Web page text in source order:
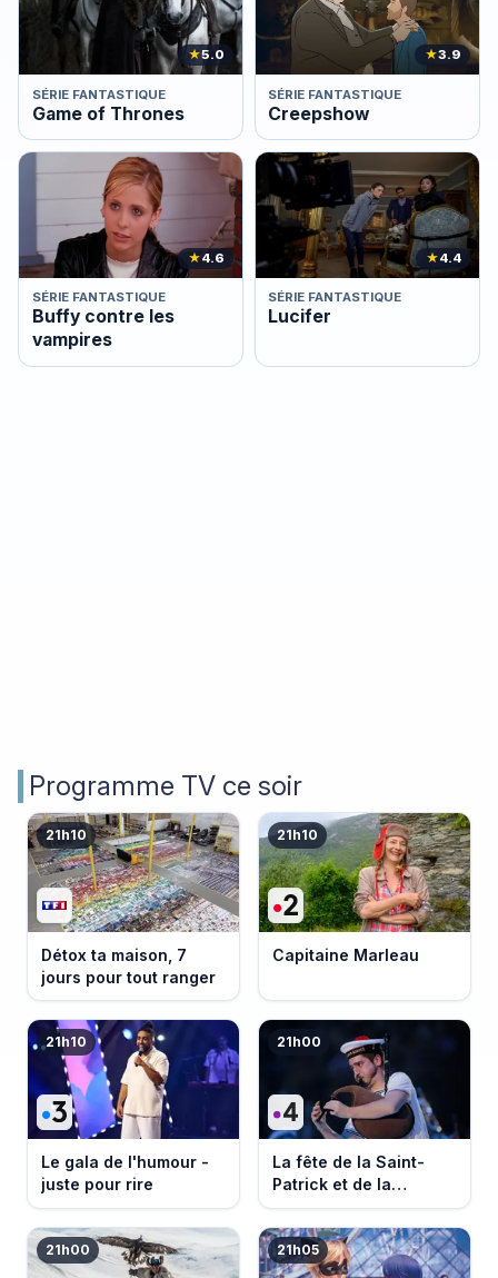
★5.0
SÉRIE FANTASTIQUE
Game of Thrones
★3.9
SÉRIE FANTASTIQUE
Creepshow
★4.6
SÉRIE FANTASTIQUE
Buffy contre les
vampires
★4.4
SÉRIE FANTASTIQUE
Lucifer
Programme TV ce soir
21h10
Détox ta maison, 7
jours pour tout ranger
21h10
Capitaine Marleau
21h10
Le gala de l'humour -
juste pour rire
21h00
La fête de la Saint-
Patrick et de la
Bretagne
21h00 21h05